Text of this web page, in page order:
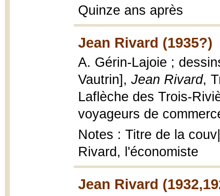
Quinze ans après
Jean Rivard (1935?)
A. Gérin-Lajoie ;
Vautrin], Jean Rivard,
Laflèche des Trois-
voyageurs de
Notes : Titre de la
Rivard, l'économiste
Jean Rivard